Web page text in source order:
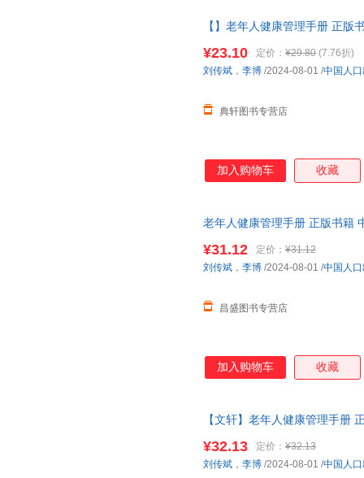
【】老年人健康管理手册 正版
¥23.10 定价： ¥29.80 (7.76折)
典轩图书专营店
刘传斌 ， 李博 /2024-08-01 /中国人
加入购物车 收藏
老年人健康管理手册 正版书籍
¥31.12 定价： ¥31.12
昌盛图书专营店
刘传斌 ， 李博 /2024-08-01 /中国人
加入购物车 收藏
【文轩】老年人健康管理手册
¥32.13 定价： ¥32.13
刘传斌 ， 李博 /2024-08-01 /中国人